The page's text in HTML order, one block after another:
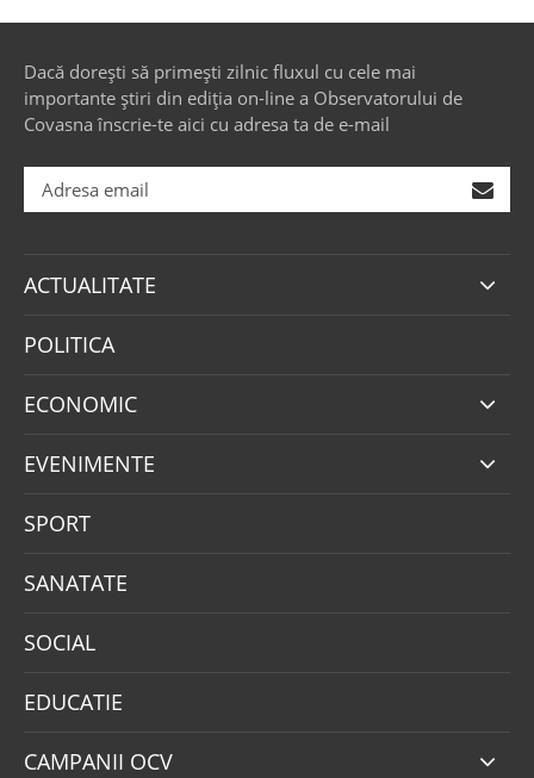
Dacă dorești să primești zilnic fluxul cu cele mai
importante știri din ediția on-line a Observatorului de
Covasna înscrie-te aici cu adresa ta de e-mail
ACTUALITATE
POLITICA
ECONOMIC
EVENIMENTE
SPORT
SANATATE
SOCIAL
EDUCATIE
CAMPANII OCV